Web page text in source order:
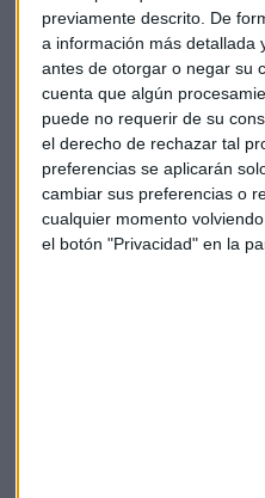
previamente descrito. De
a información más detallada
antes de otorgar o negar su
cuenta que algún
puede no requerir de su
el derecho de rechazar tal
preferencias se aplicarán
cambiar sus preferencias o
cualquier momento
el botón "Privacidad" en la
beneficios, buscan
Fermín Albaladejo,
vicepresidente de ATA,
empredimiento en
Capital Radio /
Principales opciones
Divilo
La primera solución de
través del teléfono móvil ",